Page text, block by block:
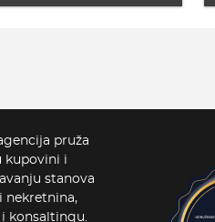
pruža
kupovini i
stanova
nekretnina,
konsaltingu.